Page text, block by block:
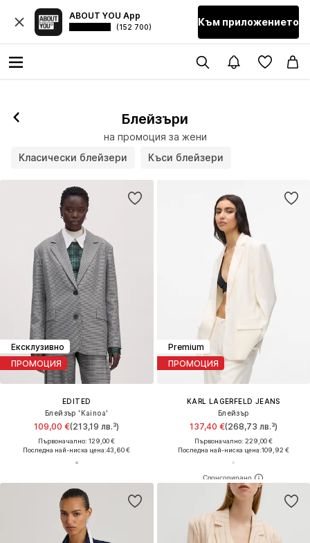
ABOUT YOU App
(152 700) Към приложението
Блейзъри
на промоция за жени
Класически блейзери
Къси блейзери
Ексклузивно
ПРОМОЦИЯ
EDITED
Блейзър 'Kainoa'
109,00 €(213,19 лв.³)
Първоначално: 129,00 €
Последна най-ниска цена:43,60 €
Premium
ПРОМОЦИЯ
KARL LAGERFELD JEANS
Блейзър
137,40 €(268,73 лв.³)
Първоначално: 229,00 €
Последна най-ниска цена:109,92 €